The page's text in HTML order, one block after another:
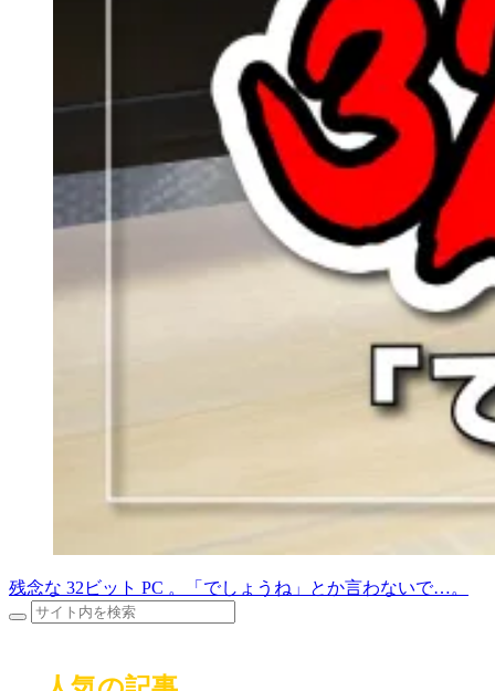
残念な 32ビット PC 。「でしょうね」とか言わないで…。